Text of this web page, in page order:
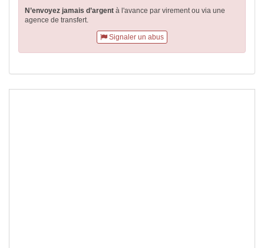
N’envoyez jamais d’argent à l'avance par virementou via une
agence de transfert.
Signaler un abus